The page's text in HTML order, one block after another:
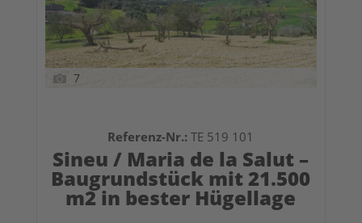
7
Referenz-Nr.: TE 519 101
Sineu / Maria de la Salut –
Baugrundstück mit 21.500
m2 in bester Hügellage